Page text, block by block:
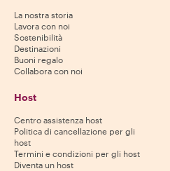
La nostra storia
Lavora con noi
Sostenibilità
Destinazioni
Buoni regalo
Collabora con noi
Host
Centro assistenza host
Politica di cancellazione per gli
host
Termini e condizioni per gli host
Diventa un host